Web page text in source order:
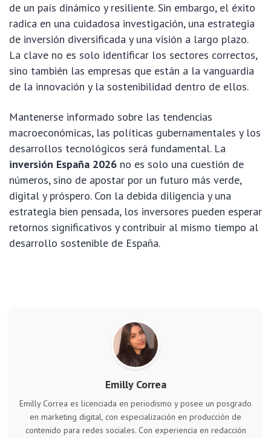
de un país dinámico y resiliente. Sin embargo, el éxito
radica en una cuidadosa investigación, una estrategia
de inversión diversificada y una visión a largo plazo.
La clave no es solo identificar los sectores correctos,
sino también las empresas que están a la vanguardia
de la innovación y la sostenibilidad dentro de ellos.
Mantenerse informado sobre las tendencias
macroeconómicas, las políticas gubernamentales y los
desarrollos tecnológicos será fundamental. La
inversión España 2026 no es solo una cuestión de
números, sino de apostar por un futuro más verde,
digital y próspero. Con la debida diligencia y una
estrategia bien pensada, los inversores pueden esperar
retornos significativos y contribuir al mismo tiempo al
desarrollo sostenible de España.
Emilly Correa
Emilly Correa es licenciada en periodismo y posee un posgrado
en marketing digital, con especialización en producción de
contenido para redes sociales. Con experiencia en redacción